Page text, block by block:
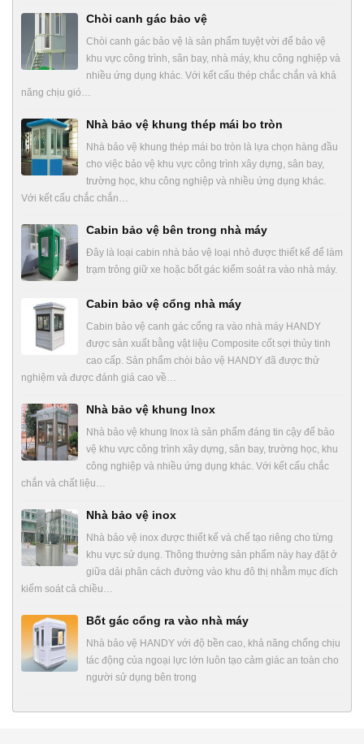
Chòi canh gác bảo vệ
Chòi canh gác bảo vệ là sản phẩm tuyệt vời để bảo vệ
khu vực công trình, sân bay, nhà máy, khu công nghiệp và
nhiều ứng dụng khác. Với kết cấu thép chắc chắn và khả
năng chịu gió…
Nhà bảo vệ khung thép mái bo tròn
Nhà bảo vệ khung thép mái bo tròn là lựa chọn hàng đầu
cho việc bảo vệ khu vực công trình xây dựng, sân bay,
trường học, khu công nghiệp và nhiều ứng dụng khác.
Với kết cấu chắc chắn…
Cabin bảo vệ bên trong nhà máy
Đây là loại cabin nhà bảo vệ loại nhỏ được thiết kế để làm
trạm trông giữ xe hoặc bốt gác kiểm soát ra vào nhà máy.
Cabin bảo vệ cổng nhà máy
Cabin bảo vệ canh gác cổng ra vào nhà máy HANDY
được sản xuất bằng vật liệu Composite cốt sợi thủy tinh
cao cấp. Sản phẩm chòi bảo vệ HANDY đã được thử
nghiệm và được đánh giá cao về…
Nhà bảo vệ khung Inox
Nhà bảo vệ khung Inox là sản phẩm đáng tin cậy để bảo
vệ khu vực công trình xây dựng, sân bay, trường học, khu
công nghiệp và nhiều ứng dụng khác. Với kết cấu chắc
chắn và chất liệu…
Nhà bảo vệ inox
Nhà bảo vệ inox được thiết kế và chế tạo riêng cho từng
khu vực sử dụng. Thông thường sản phẩm này hay đặt ở
giữa dải phân cách đường vào khu đô thị nhằm mục đích
kiểm soát cả chiều…
Bốt gác cổng ra vào nhà máy
Nhà bảo vệ HANDY với độ bền cao, khả năng chống chịu
tác động của ngoại lực lớn luôn tạo cảm giác an toàn cho
người sử dụng bên trong